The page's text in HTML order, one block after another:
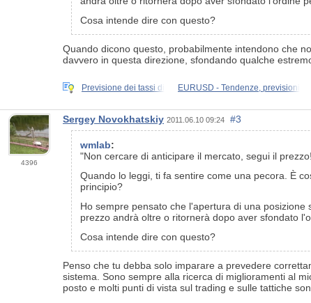
Cosa intende dire con questo?
Quando dicono questo, probabilmente intendono che
davvero in questa direzione, sfondando qualche
Previsione dei tassi di EURUSD - Tendenze, previsioni
4396
Sergey Novokhatskiy 2011.06.10 09:24 #3
wmlab:
"Non cercare di anticipare il mercato, segui il
Quando lo leggi, ti fa sentire come una pecora. È
principio?
Ho sempre pensato che l'apertura di una
prezzo andrà oltre o ritornerà dopo aver sfondato
Cosa intende dire con questo?
Penso che tu debba solo imparare a prevedere
sistema. Sono sempre alla ricerca di miglioramenti al
posto e molti punti di vista sul trading e sulle tattiche